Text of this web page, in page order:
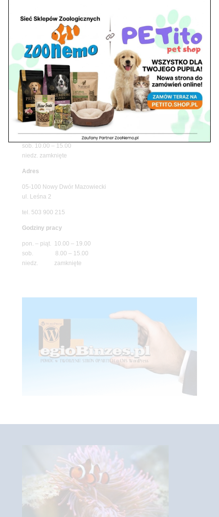
Z Życia Sklepu
Znajdź nas
Adres
05-120 Legionowo
ul. Piłsudskiego 31,
pawilon 134
tel./fax. 22 784 71 96
Godziny pracy
pon. – piąt. 10.00 – 19.00
sob. 10.00 – 15.00
niedz. zamknięte
Adres
05-100 Nowy Dwór Mazowiecki
ul. Leśna 2
tel. 503 900 215
Godziny pracy
pon. – piąt. 10.00 – 19.00
sob. 8.00 – 15.00
niedz. zamknięte